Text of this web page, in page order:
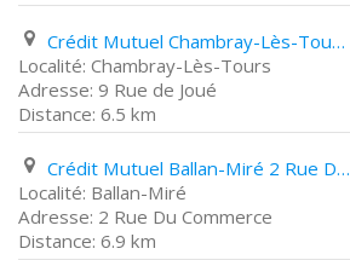
Crédit Mutuel Chambray-Lès-Tours 9 Rue de Joué
Chambray-Lès-Tours
9 Rue de Joué
6.5 km
Crédit Mutuel Ballan-Miré 2 Rue Du Commerce
Ballan-Miré
2 Rue Du Commerce
6.9 km